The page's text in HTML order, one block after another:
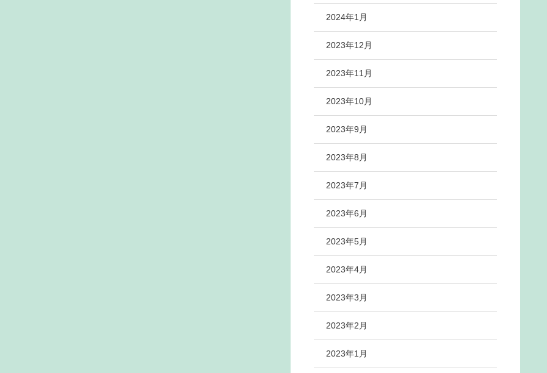
2024年1月
2023年12月
2023年11月
2023年10月
2023年9月
2023年8月
2023年7月
2023年6月
2023年5月
2023年4月
2023年3月
2023年2月
2023年1月